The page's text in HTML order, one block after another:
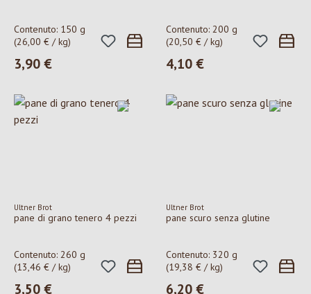
Contenuto: 150 g
(26,00 € / kg)
Prezzo normale:
3,90 €
Contenuto: 200 g
(20,50 € / kg)
Prezzo normale:
4,10 €
Ultner Brot
pane di grano tenero 4 pezzi
Contenuto: 260 g
(13,46 € / kg)
Prezzo normale:
3,50 €
Ultner Brot
pane scuro senza glutine
Contenuto: 320 g
(19,38 € / kg)
Prezzo normale:
6,20 €